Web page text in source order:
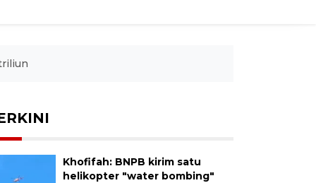
Khofifah: BNPB kirim satu
helikopter "water bombing"